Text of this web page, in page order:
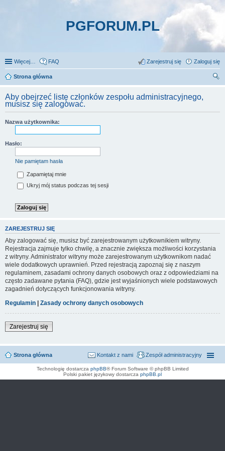
PGFORUM.PL
Więcej… FAQ Zaloguj się
Zarejestruj się
Strona główna
Aby obejrzeć listę członków zespołu administracyjnego,
musisz się zalogować.
Nazwa użytkownika:
Hasło:
Nie pamiętam hasła
Zapamiętaj mnie
Ukryj mój status podczas tej sesji
ZAREJESTRUJ SIĘ
Aby zalogować się, musisz być zarejestrowanym użytkownikiem witryny.
Rejestracja zajmuje tylko chwilę, a znacznie zwiększa możliwości korzystania
z witryny. Administrator witryny może zarejestrowanym użytkownikom nadać
wiele dodatkowych uprawnień. Przed rejestracją zapoznaj się z naszym
regulaminem, zasadami ochrony danych osobowych oraz z odpowiedziami na
często zadawane pytania (FAQ), gdzie jest wyjaśnionych wiele podstawowych
zagadnień dotyczących funkcjonowania witryny.
Regulamin | Zasady ochrony danych osobowych
Zarejestruj się
Strona główna Zespół administracyjny
Kontakt z nami
Technologię dostarcza phpBB® Forum Software © phpBB Limited
Polski pakiet językowy dostarcza phpBB.pl